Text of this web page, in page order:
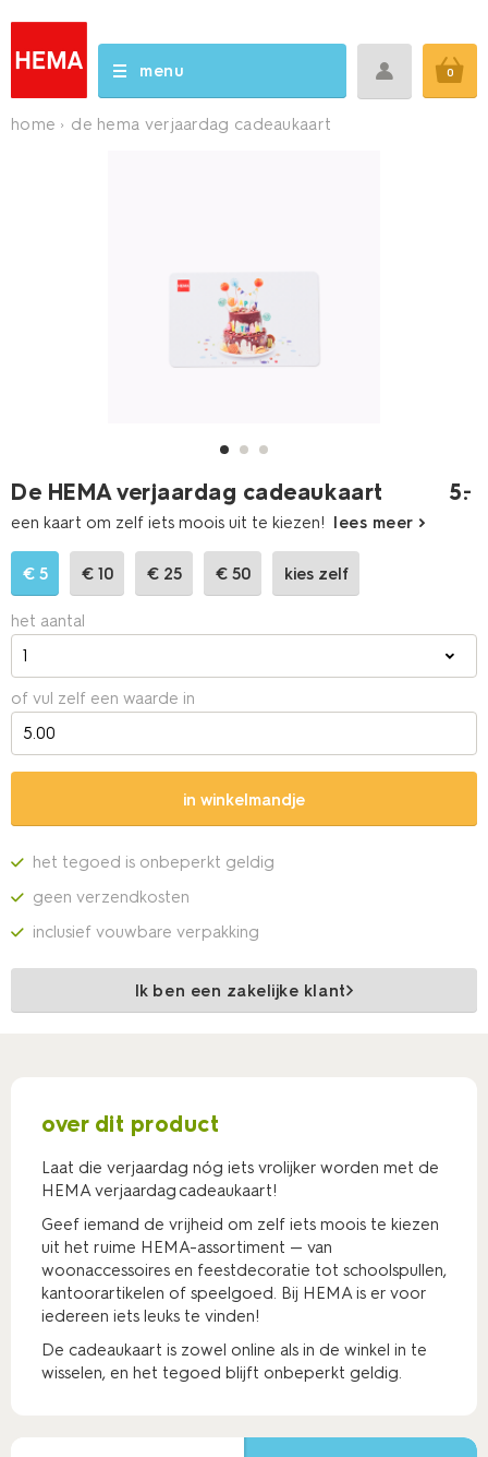
menu 0
home de hema verjaardag cadeaukaart
De HEMA verjaardag cadeaukaart 5.–
een kaart om zelf iets moois uit te kiezen! lees meer
€ 5 € 10 € 25 € 50 kies zelf
het aantal
1
of vul zelf een waarde in
in winkelmandje
het tegoed is onbeperkt geldig
geen verzendkosten
inclusief vouwbare verpakking
Ik ben een zakelijke klant
over dit product
Laat die verjaardag nóg iets vrolijker worden met de
HEMA verjaardag cadeaukaart!
Geef iemand de vrijheid om zelf iets moois te kiezen
uit het ruime HEMA‑assortiment — van
woonaccessoires en feestdecoratie tot schoolspullen,
kantoorartikelen of speelgoed. Bij HEMA is er voor
iedereen iets leuks te vinden!
De cadeaukaart is zowel online als in de winkel in te
wisselen, en het tegoed blijft onbeperkt geldig.